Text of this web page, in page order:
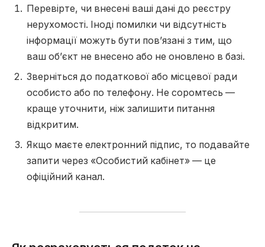
Перевірте, чи внесені ваші дані до реєстру
нерухомості. Іноді помилки чи відсутність
інформації можуть бути пов’язані з тим, що
ваш об’єкт не внесено або не оновлено в базі.
Зверніться до податкової або місцевої ради
особисто або по телефону. Не соромтесь —
краще уточнити, ніж залишити питання
відкритим.
Якщо маєте електронний підпис, то подавайте
запити через «Особистий кабінет» — це
офіційний канал.